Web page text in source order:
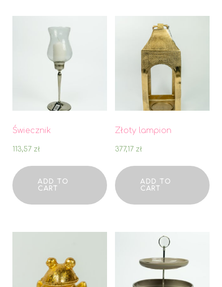
Świecznik
113,57 zł
ADD TO
CART
Złoty lampion
377,17 zł
ADD TO
CART